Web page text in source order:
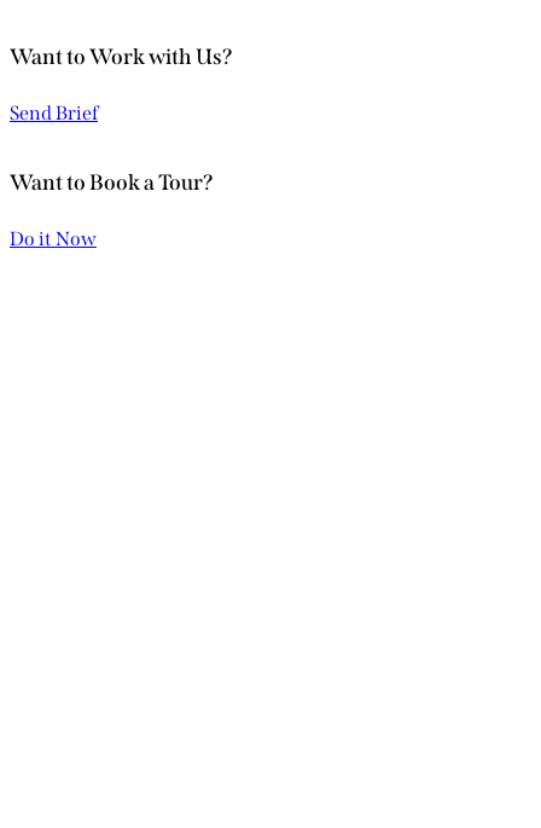
Want to Work with Us?
Send Brief
Want to Book a Tour?
Do it Now